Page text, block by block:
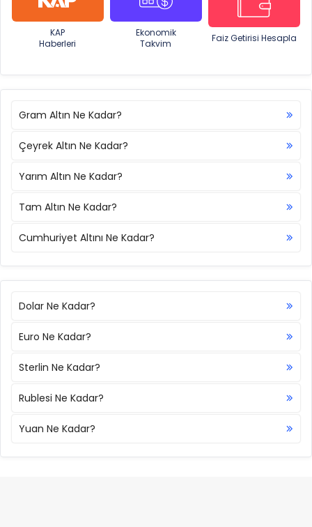
KAP
Haberleri
Ekonomik
Takvim
Faiz Getirisi Hesapla
Gram Altın Ne Kadar?
Çeyrek Altın Ne Kadar?
Yarım Altın Ne Kadar?
Tam Altın Ne Kadar?
Cumhuriyet Altını Ne Kadar?
Dolar Ne Kadar?
Euro Ne Kadar?
Sterlin Ne Kadar?
Rublesi Ne Kadar?
Yuan Ne Kadar?